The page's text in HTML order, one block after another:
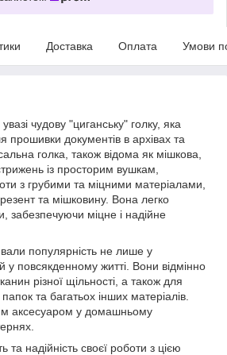
Доставка Оплата Умови
чудову "циганську" голку, яка
прошивки документів в архівах та
голка, також відома як мішкова,
із просторим вушкам,
з грубими та міцними матеріалами,
та мішковину. Вона легко
забезпечуючи міцне і надійне
популярність не лише у
у повсякденному житті. Вони відмінно
різної щільності, а також для
та багатьох інших матеріалів.
аксесуаром у домашньому
та надійність своєї роботи з цією